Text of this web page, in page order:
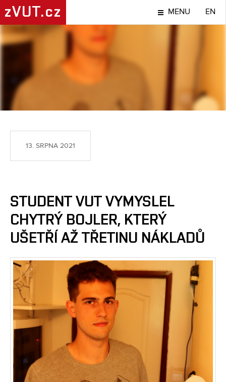
zVUT.cz MENU EN
NÁPADY A OBJEVY
13. SRPNA 2021
STUDENT VUT VYMYSLEL
CHYTRÝ BOJLER, KTERÝ
UŠETŘÍ AŽ TŘETINU NÁKLADŮ